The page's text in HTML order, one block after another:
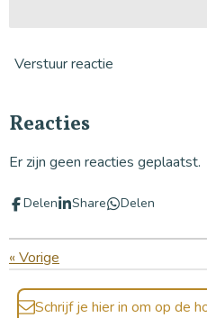
Verstuur reactie
Reacties
Er zijn geen reacties geplaatst.
Delen Share Delen
« Vorige
Schrijf je hier in om op de